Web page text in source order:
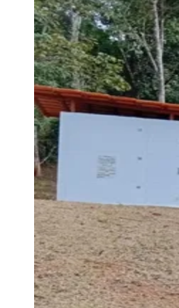
MutingaJardim ParaísoJardim Paulista
Jardim São PedroJardim São
Jardim TupanciMutingaNova
CamargosParque ImperialParque
do Bom JesusRecanto Phrynéa
ParnaíbaSilveiraTamboréVale do Sol
do CondeVila Engenho NovoVila
EscadaVila PortoVotupoca
Para Sua Empresa
Anuncie no Portal
Guia de Empresas
Divulgar VagasNovo
Publicidade Legal
Negócios Regionais
Turismo
Segurança Regional
Hospitais Estaduais
Parques & Represas
Cidades da Região
Santana de ParnaíbaOsasco
do Bom JesusAraçariguamaCajamar